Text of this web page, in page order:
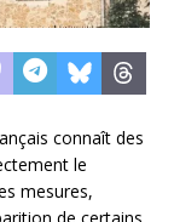
connaît des
le
mesures,